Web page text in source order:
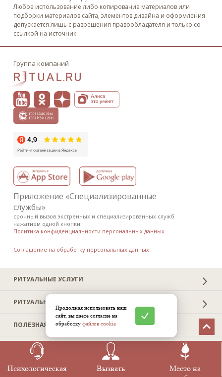
РИТУАЛЬНЫЕ УСЛУГИ
РИТУАЛЬНЫЕ ТОВАРЫ
ПОЛЕЗНАЯ ИНФОРМАЦИЯ
RITUAL.RU
Любое использование либо копирование материалов или
подборки материалов сайта, элементов дизайна и оформления
допускается лишь с разрешения правообладателя и только со
ссылкой на источник.
Группа компаний
Приложение «Специализированные
службы»
срочный вызов экстренных и специализированных служб
нажатием одной кнопки.
Политика конфиденциальности персональных данных
Соглашение на обработку персональных данных
Продолжая использовать наш
сайт, вы даете согласие на
обработку файлов cookie
Психологическая
Вызвать
Место на